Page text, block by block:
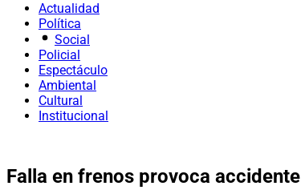
Actualidad
Política
Social
Policial
Espectáculo
Ambiental
Cultural
Institucional
Falla en frenos provoca accidente